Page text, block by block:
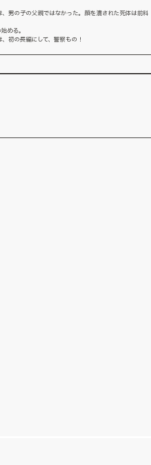
男の子の父親ではなかった。顔を潰された死体は前科
める。
初の長編にして、警察もの！